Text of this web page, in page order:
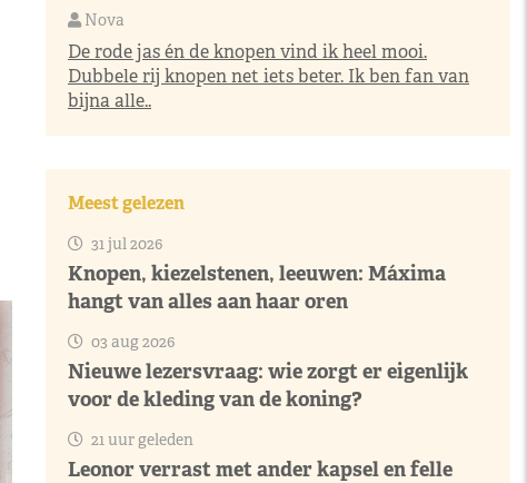
Nova
De rode jas én de knopen vind ik heel mooi.
Dubbele rij knopen net iets beter. Ik ben fan van
bijna alle..
Meest gelezen
31 jul 2026
Knopen, kiezelstenen, leeuwen: Máxima
hangt van alles aan haar oren
03 aug 2026
Nieuwe lezersvraag: wie zorgt er eigenlijk
voor de kleding van de koning?
21 uur geleden
Leonor verrast met ander kapsel en felle